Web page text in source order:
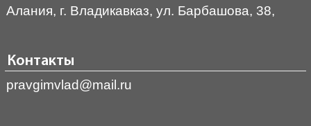
Алания, г. Владикавказ, ул. Барбашова, 38,
Контакты
pravgimvlad@mail.ru